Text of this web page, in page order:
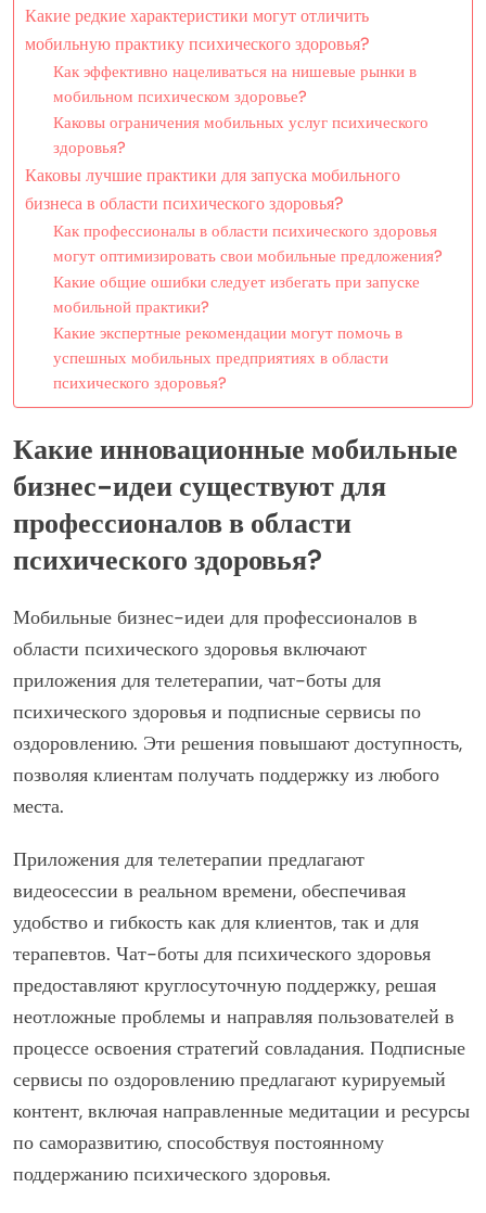
Какие редкие характеристики могут отличить
мобильную практику психического здоровья?
Как эффективно нацеливаться на нишевые рынки в
мобильном психическом здоровье?
Каковы ограничения мобильных услуг психического
здоровья?
Каковы лучшие практики для запуска мобильного
бизнеса в области психического здоровья?
Как профессионалы в области психического здоровья
могут оптимизировать свои мобильные предложения?
Какие общие ошибки следует избегать при запуске
мобильной практики?
Какие экспертные рекомендации могут помочь в
успешных мобильных предприятиях в области
психического здоровья?
Какие инновационные мобильные
бизнес-идеи существуют для
профессионалов в области
психического здоровья?
Мобильные бизнес-идеи для профессионалов в
области психического здоровья включают
приложения для телетерапии, чат-боты для
психического здоровья и подписные сервисы по
оздоровлению. Эти решения повышают доступность,
позволяя клиентам получать поддержку из любого
места.
Приложения для телетерапии предлагают
видеосессии в реальном времени, обеспечивая
удобство и гибкость как для клиентов, так и для
терапевтов. Чат-боты для психического здоровья
предоставляют круглосуточную поддержку, решая
неотложные проблемы и направляя пользователей в
процессе освоения стратегий совладания. Подписные
сервисы по оздоровлению предлагают курируемый
контент, включая направленные медитации и ресурсы
по саморазвитию, способствуя постоянному
поддержанию психического здоровья.